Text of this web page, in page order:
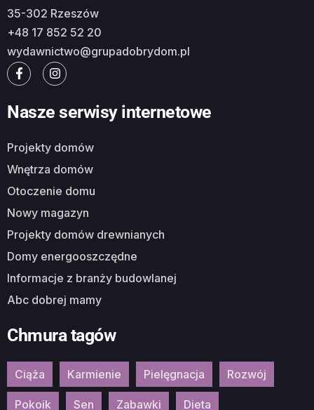
35-302 Rzeszów
+48 17 852 52 20
wydawnictwo@grupadobrydom.pl
Nasze serwisy internetowe
Projekty domów
Wnętrza domów
Otoczenie domu
Nowy magazyn
Projekty domów drewnianych
Domy energooszczędne
Informacje z branży budowlanej
Abc dobrej mamy
Chmura tagów
Ciąża Karmienie Pielęgnacja Rozwój
Pokoik Sen Zabawki Dieta